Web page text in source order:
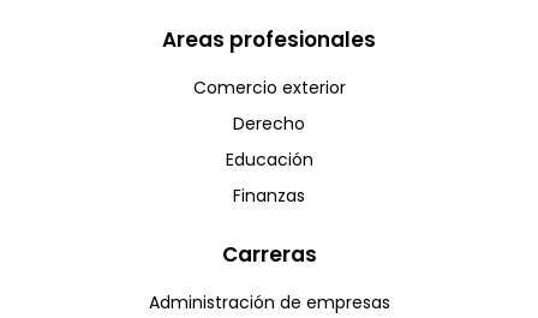
Areas profesionales
Comercio exterior
Derecho
Educación
Finanzas
Carreras
Administración de empresas